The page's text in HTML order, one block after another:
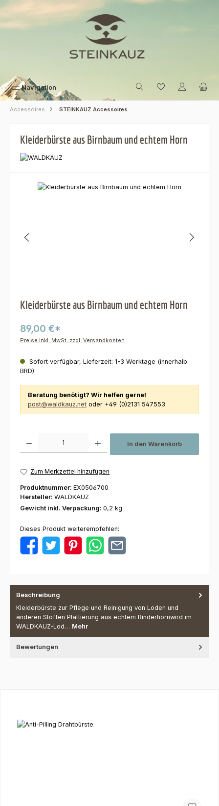
Zum Hauptinhalt springen
Navigation
Accessoires STEINKAUZ Accessoires
Kleiderbürste aus Birnbaum und echtem Horn
Bildergalerie überspringen
Kleiderbürste aus Birnbaum und echtem Horn
89,00 €*
Preise inkl. MwSt. zzgl. Versandkosten
Sofort verfügbar, Lieferzeit: 1-3 Werktage (innerhalb
BRD)
Beratung benötigt? Wir helfen gerne!
post@waldkauz.net oder +49 (0)2131 547553
In den Warenkorb
Zum Merkzettel hinzufügen
Produktnummer: EX0506700
Hersteller: WALDKAUZ
Gewicht inkl. Verpackung: 0,2 kg
Dieses Produkt weiterempfehlen:
Beschreibung
Kleiderbürste zur Pflege und Reinigung von Loden und
anderen Stoffen Plattierung aus echtem Rinderhornwird im
WALDKAUZ-Lod… Mehr
Bewertungen